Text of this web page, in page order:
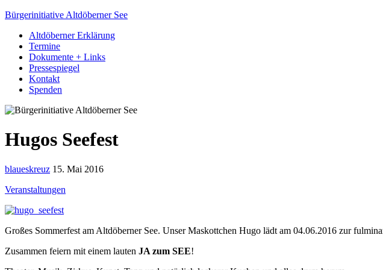
Bürgerinitiative Altdöberner See
Altdöberner Erklärung
Termine
Dokumente + Links
Pressespiegel
Kontakt
Spenden
Hugos Seefest
blaueskreuz 15. Mai 2016
Veranstaltungen
Großes Sommerfest am Altdöberner See. Unser Maskottchen Hugo lädt am 04.06.2016 zur
Zusammen feiern mit einem lauten JA zum SEE!